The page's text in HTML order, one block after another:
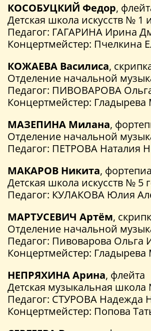
КОСОБУЦКИЙ Федор,
Детская школа искусств №
Педагог: ГАГАРИНА Ирина
Концертмейстер: Пчелкина
КОЖАЕВА Василиса,
Отделение начальной
Педагог: ПИВОВАРОВА
Концертмейстер:
МАЗЕПИНА Милана,
Отделение начальной
Педагог: ПЕТРОВА Наталия
МАКАРОВ Никита,
Детская школа искусств № 5
Педагог: КУЛАКОВА Юлия
МАРТУСЕВИЧ Артём,
Отделение начальной
Педагог: Пивоварова Ольга
Концертмейстер:
НЕПРЯХИНА Арина, флейта
Детская музыкальная
Педагог: СТУРОВА Надежда
Концертмейстер: Попова